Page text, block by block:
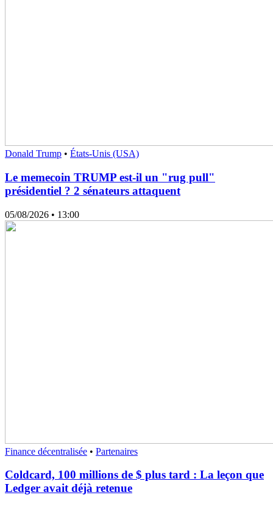
Donald Trump • États-Unis (USA)
Le memecoin TRUMP est-il un "rug pull"
présidentiel ? 2 sénateurs attaquent
05/08/2026 • 13:00
Finance décentralisée • Partenaires
Coldcard, 100 millions de $ plus tard : La leçon que
Ledger avait déjà retenue